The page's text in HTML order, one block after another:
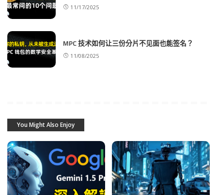
11/17/2025
MPC 技术如何让三份分片不见面也能签名？
11/08/2025
You Might Also Enjoy